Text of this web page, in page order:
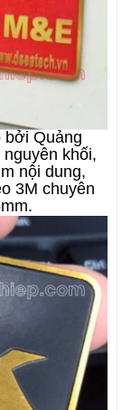
bởi Quảng
khối,
nội dung,
3M chuyên